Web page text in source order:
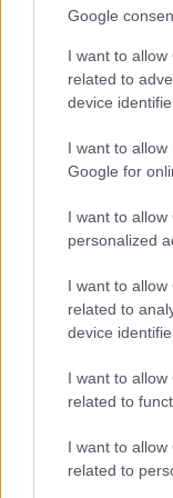
Google
I want to
related to
device
I want to
Google for
I want to
personalized
I want to
related to
device
I want to
related to
I want to
related to
felértékelése és
offenzíva mellett
Jenő, a piavei
történetecímű
hadsereg a
sokasodó, már
gondok
„éhség-
magyar
Pollmann
„olyan
amelynél
Az
magyar
hadosztállyal.